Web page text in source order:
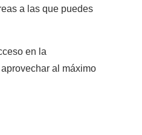
a las que puedes
en la
al máximo